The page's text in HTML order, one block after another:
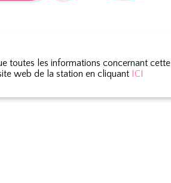
toutes les informations concernant cette
web de la station en cliquant ICI